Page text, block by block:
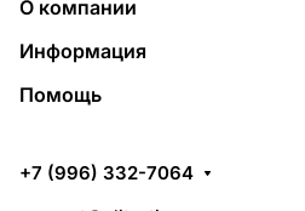
О компании
Информация
Помощь
+7 (996) 332-7064